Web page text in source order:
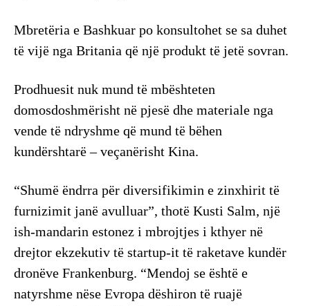
Mbretëria e Bashkuar po konsultohet se sa duhet
të vijë nga Britania që një produkt të jetë sovran.
Prodhuesit nuk mund të mbështeten
domosdoshmërisht në pjesë dhe materiale nga
vende të ndryshme që mund të bëhen
kundërshtarë – veçanërisht Kina.
“Shumë ëndrra për diversifikimin e zinxhirit të
furnizimit janë avulluar”, thotë Kusti Salm, një
ish-mandarin estonez i mbrojtjes i kthyer në
drejtor ekzekutiv të startup-it të raketave kundër
dronëve Frankenburg. “Mendoj se është e
natyrshme nëse Evropa dëshiron të ruajë